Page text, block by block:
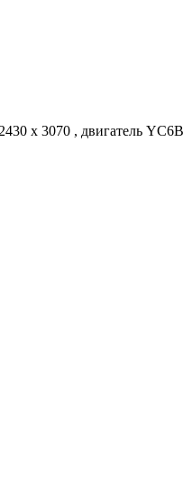
x 3070 , двигатель